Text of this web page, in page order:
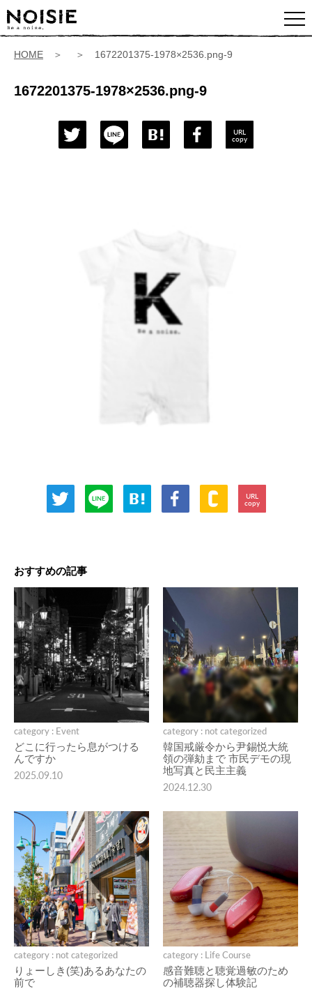
HOME ＞ ＞ 1672201375-1978×2536.png-9
1672201375-1978×2536.png-9
URL
copy
URL
copy
おすすめの記事
category : Event
どこに行ったら息がつける
んですか
2025.09.10
category : not categorized
韓国戒厳令から尹錫悦大統
領の弾劾まで 市民デモの現
地写真と民主主義
2024.12.30
category : not categorized
りょーしき(笑)あるあなたの
前で
category : Life Course
感音難聴と聴覚過敏のため
の補聴器探し体験記